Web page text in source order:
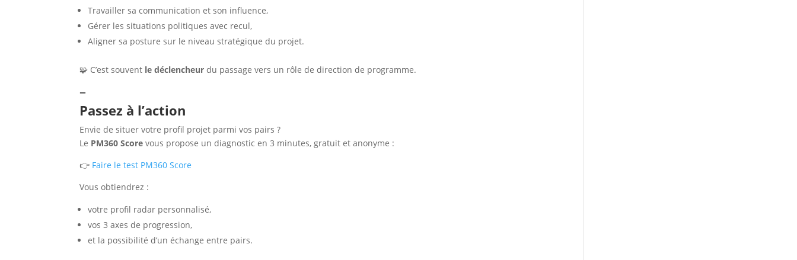
Travailler sa communication et son influence,
Gérer les situations politiques avec recul,
Aligner sa posture sur le niveau stratégique du projet.
🧩 C’est souvent le déclencheur du passage vers un rôle de direction de programme.
–
Passez à l’action
Envie de situer votre profil projet parmi vos pairs ?
Le PM360 Score vous propose un diagnostic en 3 minutes, gratuit et anonyme :
👉 Faire le test PM360 Score
Vous obtiendrez :
votre profil radar personnalisé,
vos 3 axes de progression,
et la possibilité d’un échange entre pairs.